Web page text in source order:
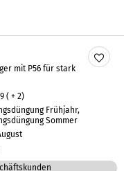
mit P56 für stark
( + 2)
Frühjahr,
Sommer